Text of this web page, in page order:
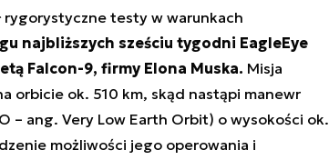
testy w warunkach
najbliższych sześciu tygodni EagleEye
Falcon-9, firmy Elona Muska. Misja
orbicie ok. 510 km, skąd nastąpi manewr
– ang. Very Low Earth Orbit) o wysokości ok.
możliwości jego operowania i